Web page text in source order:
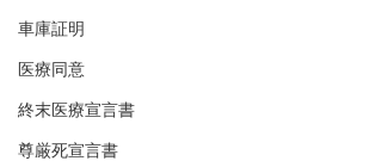
車庫証明
医療同意
終末医療宣言書
尊厳死宣言書